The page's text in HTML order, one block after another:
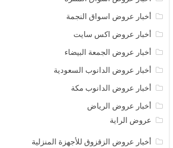
أخبار عروض اسواق النجمة
أخبار عروض اكس سايت
أخبار عروض الجمعة البيضاء
أخبار عروض الدانوب السعودية
أخبار عروض الدانوب مكة
أخبار عروض الرياض
عروض الراية
أخبار عروض الزقزوق للأجهزة المنزلية